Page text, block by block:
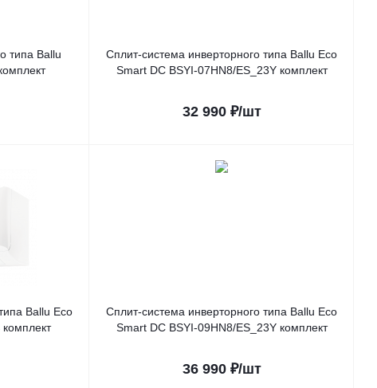
типа Ballu
Сплит-система инверторного типа Ballu Eco
Smart DC BSYI-07HN8/ES_23Y комплект
32 990₽/шт
Ballu Eco
Сплит-система инверторного типа Ballu Eco
Smart DC BSYI-09HN8/ES_23Y комплект
36 990₽/шт